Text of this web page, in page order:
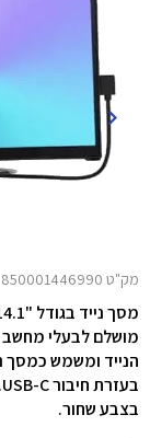
מק"ט 850001446990
מושלם לבעלי מחשב
הנייד ומשמש כמסך
בעזרת חיבור USB-C.
בצבע שחור.